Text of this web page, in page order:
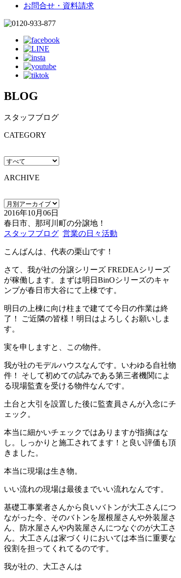
お問合せ・資料請求
BLOG
スタッフブログ
CATEGORY
ARCHIVE
2016年10月06日
春日市、那珂川町の分譲地！
スタッフブログ 営業の日々活動
こんばんは、代表の栗山です！
さて、我が社の分譲シリーズ FREDEAシリーズ
が稼働します。まずは明日BinOシリーズのキャ
ンプが春日市大谷にて上棟です。
明日の上棟に向け柱まで建てて今日の作業は終
了！ ご近隣の皆様！明日はよろしくお願いしま
す。
実を申しますと、この物件。
我が社のモデルハウスなんです。いわゆる自社物
件！ そして初めての試みである第三者機関によ
る現場監査を受ける物件なんです。
土台と大引を設置した後に監査員さんが入念にチ
ェック。
本当に細かいチェックではありますが指摘はな
し。しっかりと施工されてます！と良い評価も頂
きました。
本当に現場は生き物。
いい流れの現場は最後までいい流れなんです。
基礎工事業者さんから良いバトンが大工さんにつ
ながった今、そのバトンを屋根屋さんや外装屋さ
ん、防水屋さんや内装屋さんにつなぐのが大工さ
ん。大工さんは家づくりにおいては本当に重要な
役割を担ってくれてるのです。
我が社の、大工さんは